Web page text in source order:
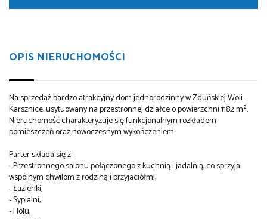
OPIS NIERUCHOMOŚCI
Na sprzedaż bardzo atrakcyjny dom jednorodzinny w Zduńskiej Woli-
Karsznice, usytuowany na przestronnej działce o powierzchni 1182 m².
Nieruchomość charakteryzuje się funkcjonalnym rozkładem
pomieszczeń oraz nowoczesnym wykończeniem.
Parter składa się z:
- Przestronnego salonu połączonego z kuchnią i jadalnią, co sprzyja
wspólnym chwilom z rodziną i przyjaciółmi,
- Łazienki,
- Sypialni,
- Holu,